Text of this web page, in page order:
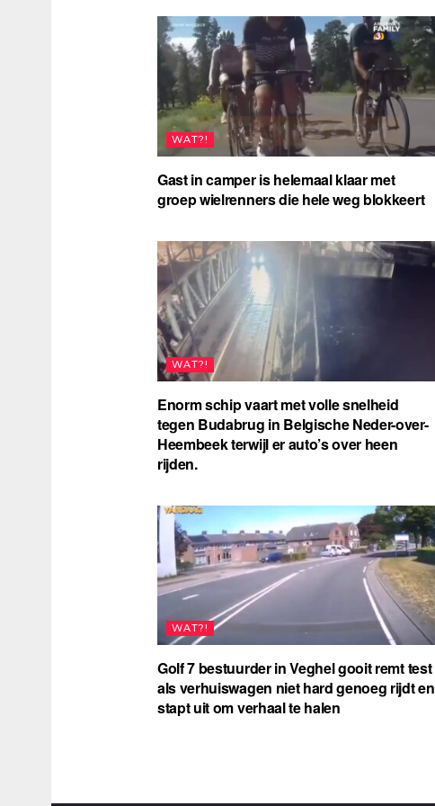
WAT?!
Gast in camper is helemaal klaar met
groep wielrenners die hele weg blokkeert
WAT?!
Enorm schip vaart met volle snelheid
tegen Budabrug in Belgische Neder-over-
Heembeek terwijl er auto’s over heen
rijden.
WAT?!
Golf 7 bestuurder in Veghel gooit remt test
als verhuiswagen niet hard genoeg rijdt en
stapt uit om verhaal te halen